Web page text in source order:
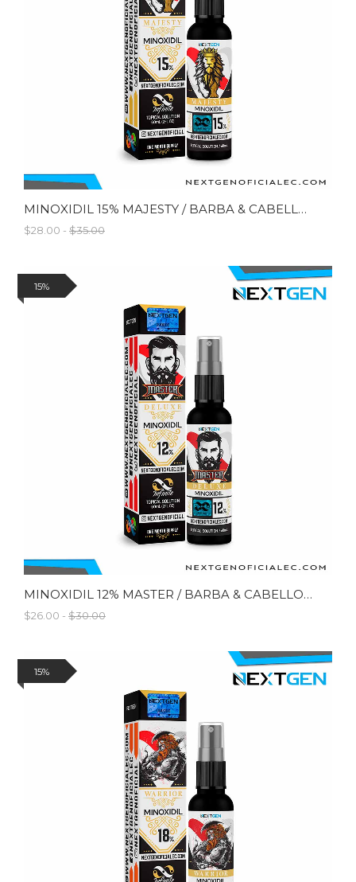
MINOXIDIL 15% MAJESTY / BARBA & CABELLO / 60 ML
$28.00 - $35.00
15%
MINOXIDIL 12% MASTER / BARBA & CABELLO / 60 ML
$26.00 - $30.00
15%